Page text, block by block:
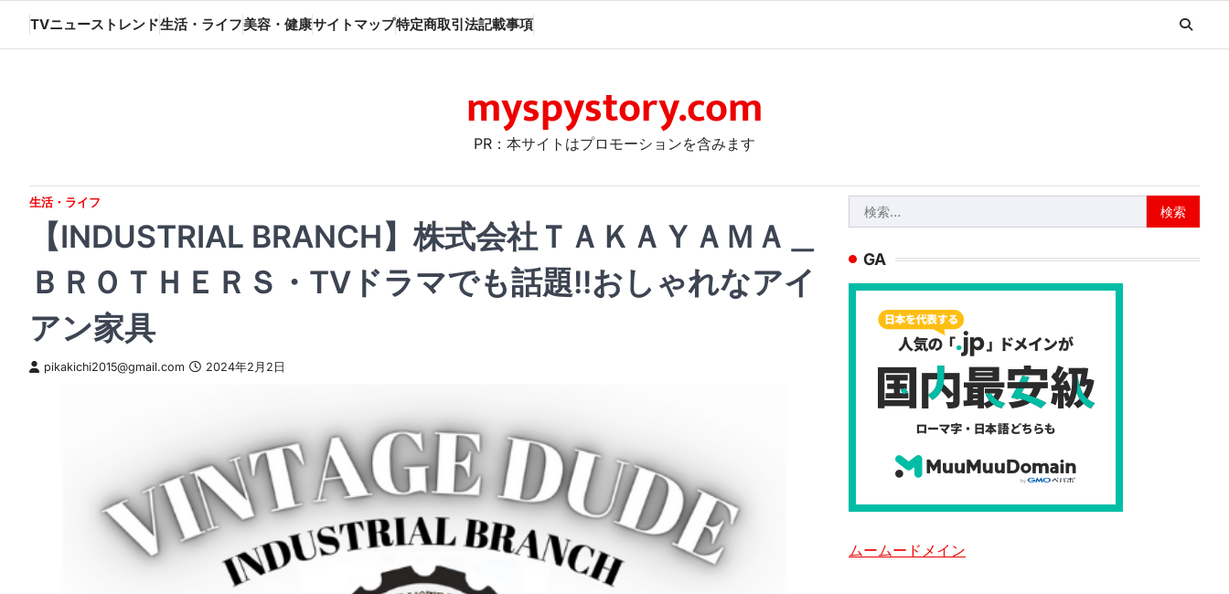
content
TVニューストレンド生活・ライフ美容・健康サイトマップ特定商取引法記載事項
myspystory.com
PR：本サイトはプロモーションを含みます
生活・ライフ
【INDUSTRIAL BRANCH】株式会社ＴＡＫＡＹＡＭＡ＿
ＢＲＯＴＨＥＲＳ・TVドラマでも話題!!おしゃれなアイ
アン家具
pikakichi2015@gmail.com 2024年2月2日
索:
GA
ムームードメイン